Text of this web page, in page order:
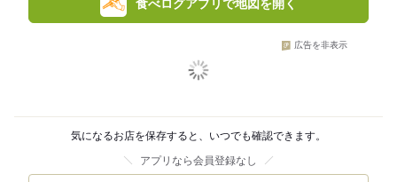
食べログアプリで地図を開く
広告を非表示
気になるお店を保存すると、いつでも確認できます。
アプリなら会員登録なし